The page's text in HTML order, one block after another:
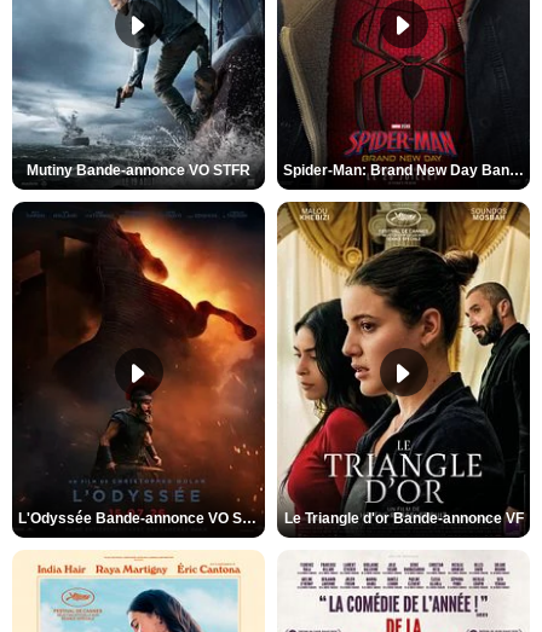
Mutiny Bande-annonce VO STFR Spider-Man: Brand New Day Bande-annonce VO STFR
L'Odyssée Bande-annonce VO STFR Le Triangle d'or Bande-annonce VF